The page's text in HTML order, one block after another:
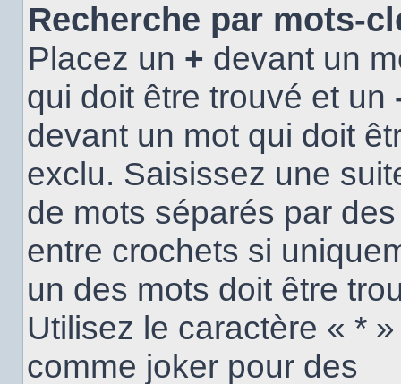
Recherche par mots-
Placez un + devant un
qui doit être trouvé et un
devant un mot qui doit
exclu. Saisissez une
de mots séparés par
entre crochets si
un des mots doit être
Utilisez le caractère « * »
comme joker pour des